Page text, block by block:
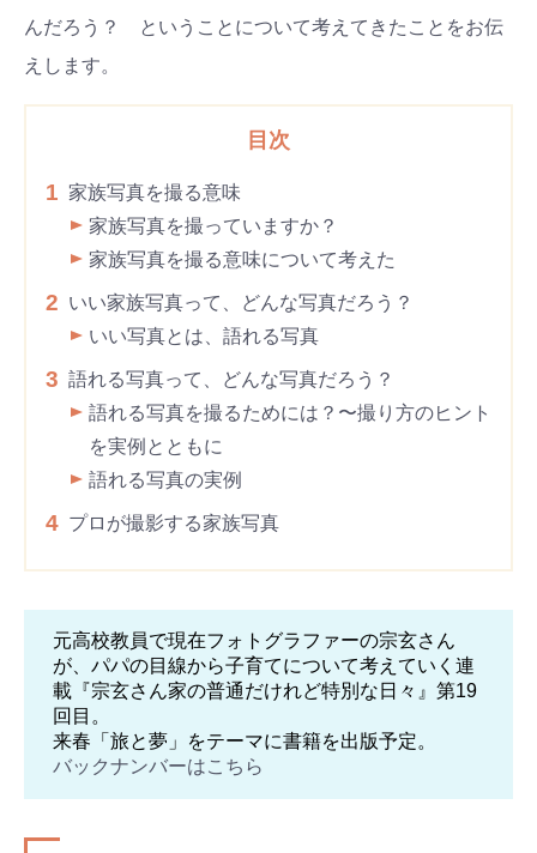
んだろう？ ということについて考えてきたことをお伝
えします。
目次
1 家族写真を撮る意味
家族写真を撮っていますか？
家族写真を撮る意味について考えた
2 いい家族写真って、どんな写真だろう？
いい写真とは、語れる写真
3 語れる写真って、どんな写真だろう？
語れる写真を撮るためには？〜撮り方のヒント
を実例とともに
語れる写真の実例
4 プロが撮影する家族写真
元高校教員で現在フォトグラファーの宗玄さん
が、パパの目線から子育てについて考えていく連
載『宗玄さん家の普通だけれど特別な日々』第19
回目。
来春「旅と夢」をテーマに書籍を出版予定。
バックナンバーはこちら